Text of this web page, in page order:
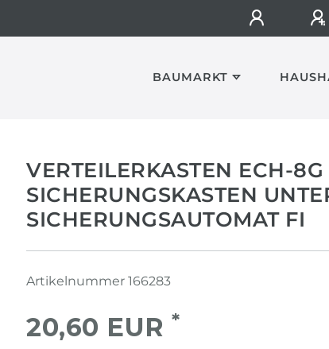
BAUMARKT
VERTEILERKASTEN ECH-8G
SICHERUNGSKASTEN
SICHERUNGSAUTOMAT FI
Artikelnummer 166283
20,60 EUR *